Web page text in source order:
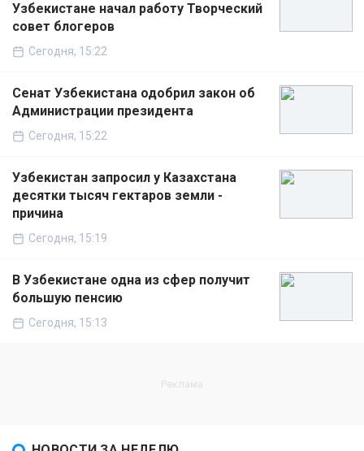
Узбекистане начал работу Творческий
совет блогеров
Сегодня, 15:22
Сенат Узбекистана одобрил закон об
Администрации президента
Сегодня, 15:22
Узбекистан запросил у Казахстана
десятки тысяч гектаров земли -
причина
Сегодня, 15:19
В Узбекистане одна из сфер получит
большую пенсию
Сегодня, 15:13